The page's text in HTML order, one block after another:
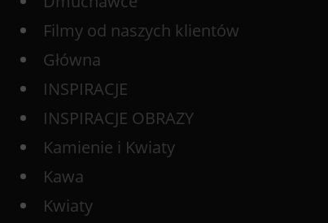
Filmy od naszych klientów
Główna
INSPIRACJE
INSPIRACJE OBRAZY
Kamienie i Kwiaty
Kawa
Kwiaty